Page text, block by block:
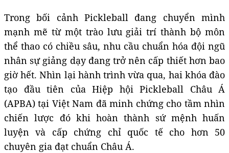
Trong bối cảnh Pickleball đang chuyển mình
mạnh mẽ từ một trào lưu giải trí thành bộ môn
thể thao có chiều sâu, nhu cầu chuẩn hóa đội ngũ
nhân sự giảng dạy đang trở nên cấp thiết hơn bao
giờ hết. Nhìn lại hành trình vừa qua, hai khóa đào
tạo đầu tiên của Hiệp hội Pickleball Châu Á
(APBA) tại Việt Nam đã minh chứng cho tầm nhìn
chiến lược đó khi hoàn thành sứ mệnh huấn
luyện và cấp chứng chỉ quốc tế cho hơn 50
chuyên gia đạt chuẩn Châu Á.